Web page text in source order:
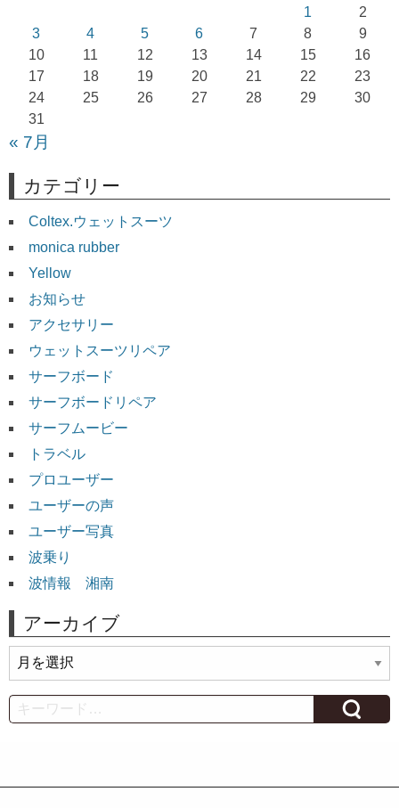
1
2
3
4 5 6 7 8
9
10
11 12 13 14 15
16
17
18 19 20 21 22
23
24
25 26 27 28 29
30
31
« 7月
カテゴリー
Coltex.ウェットスーツ
monica rubber
Yellow
お知らせ
アクセサリー
ウェットスーツリペア
サーフボード
サーフボードリペア
サーフムービー
トラベル
プロユーザー
ユーザーの声
ユーザー写真
波乗り
波情報 湘南
アーカイブ
ー
カ
イ
Search